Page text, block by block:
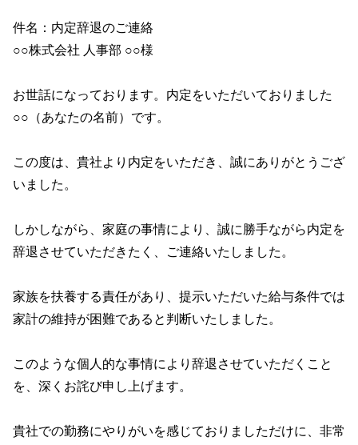
件名：内定辞退のご連絡
○○株式会社 人事部 ○○様
お世話になっております。内定をいただいておりました
○○（あなたの名前）です。
この度は、貴社より内定をいただき、誠にありがとうござ
いました。
しかしながら、家庭の事情により、誠に勝手ながら内定を
辞退させていただきたく、ご連絡いたしました。
家族を扶養する責任があり、提示いただいた給与条件では
家計の維持が困難であると判断いたしました。
このような個人的な事情により辞退させていただくこと
を、深くお詫び申し上げます。
貴社での勤務にやりがいを感じておりましただけに、非常